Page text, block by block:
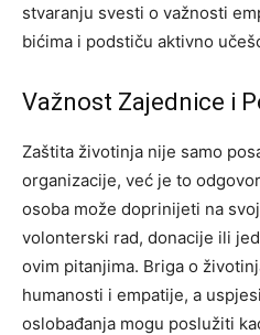
stvaranju svesti o važnosti
bićima i podstiču aktivno
Važnost Zajednice i
Zaštita životinja nije samo
organizacije, već je to
osoba može doprinijeti na
volonterski rad, donacije ili
ovim pitanjima. Briga o
humanosti i empatije, a
oslobađanja mogu poslužiti